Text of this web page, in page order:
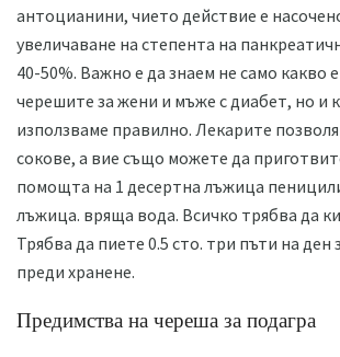
антоцианини, чието действие е
увеличаване на степента на
40-50%. Важно е да знаем не само какво
черешите за жени и мъже с диабет, но и
използваме правилно. Лекарите
сокове, а вие също можете да
помощта на 1 десертна лъжица
лъжица. вряща вода. Всичко трябва да
Трябва да пиете 0.5 сто. три пъти на ден
преди хранене.
Предимства на череша за подагра